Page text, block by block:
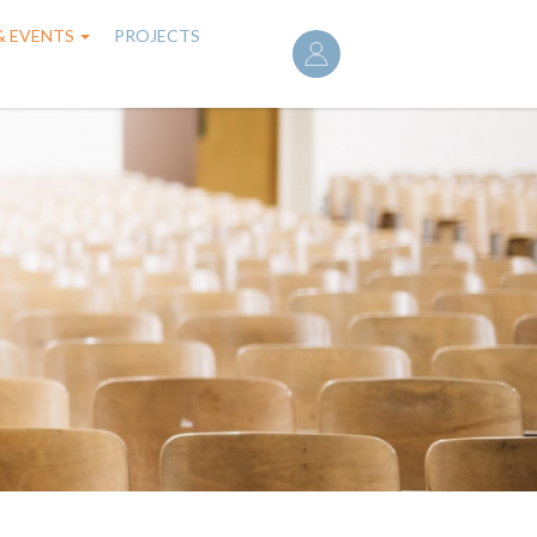
User
account
EVENTS
PROJECTS